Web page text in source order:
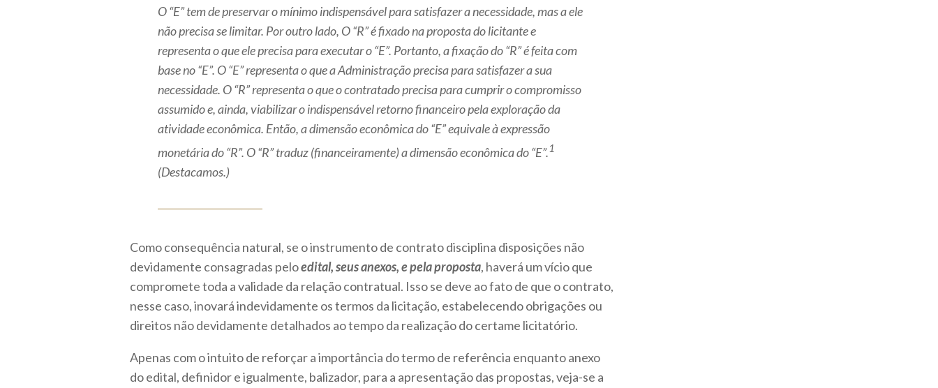
O “E” tem de preservar o mínimo indispensável para satisfazer a necessidade, mas a ele
não precisa se limitar. Por outro lado, O “R” é fixado na proposta do licitante e
representa o que ele precisa para executar o “E”. Portanto, a fixação do “R” é feita com
base no “E”. O “E” representa o que a Administração precisa para satisfazer a sua
necessidade. O “R” representa o que o contratado precisa para cumprir o compromisso
assumido e, ainda, viabilizar o indispensável retorno financeiro pela exploração da
atividade econômica. Então, a dimensão econômica do “E” equivale à expressão
monetária do “R”. O “R” traduz (financeiramente) a dimensão econômica do “E”.1
(Destacamos.)
Como consequência natural, se o instrumento de contrato disciplina disposições não
devidamente consagradas peloedital, seus anexos, e pela proposta, haverá um vício que
compromete toda a validade da relação contratual. Isso se deve ao fato de que o contrato,
nesse caso, inovará indevidamente os termos da licitação, estabelecendo obrigações ou
direitos não devidamente detalhados ao tempo da realização do certame licitatório.
Apenas com o intuito de reforçar a importância do termo de referência enquanto anexo
do edital, definidor e igualmente, balizador, para a apresentação das propostas, veja-se a